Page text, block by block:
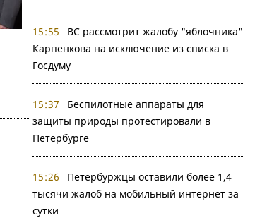
15:55
ВС рассмотрит жалобу "яблочника"
Карпенкова на исключение из списка в
Госдуму
15:37
Беспилотные аппараты для
защиты природы протестировали в
Петербурге
15:26
Петербуржцы оставили более 1,4
тысячи жалоб на мобильный интернет за
сутки